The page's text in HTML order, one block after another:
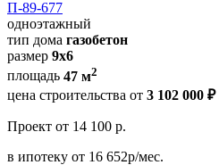
П-89-677
одноэтажный
тип дома газобетон
размер 9x6
площадь 47 м2
цена строительства от 3 102 000 ₽
Проект от 14 100 р.
в ипотеку от 16 652р/мес.